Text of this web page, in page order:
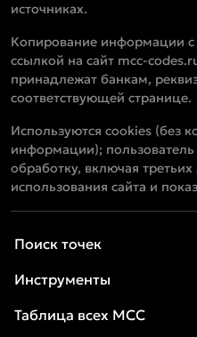
источниках.
Копирование информации с
ссылкой на сайт mcc-
принадлежат банкам,
соответствующей странице.
Используются cookies (без
информации); пользователь
обработку, включая
использования сайта и
Поиск точек
Инструменты
Таблица всех MCC